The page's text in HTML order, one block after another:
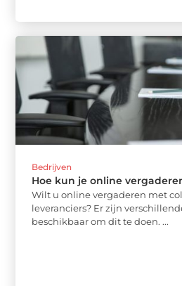
Bedrijven
Hoe kun je online
Wilt u online vergaderen met
leveranciers? Er zijn
beschikbaar om dit te doen. ...